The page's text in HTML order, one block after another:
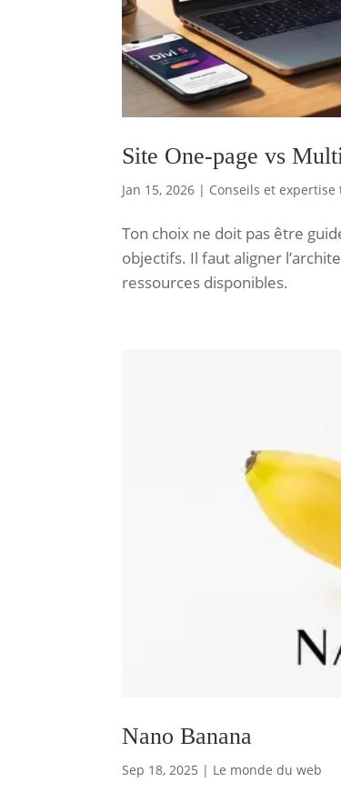
Site One-page vs
Jan 15, 2026 | Conseils et
Ton choix ne doit pas être
objectifs. Il faut aligner
ressources disponibles.
Nano Banana
Sep 18, 2025 | Le monde du web